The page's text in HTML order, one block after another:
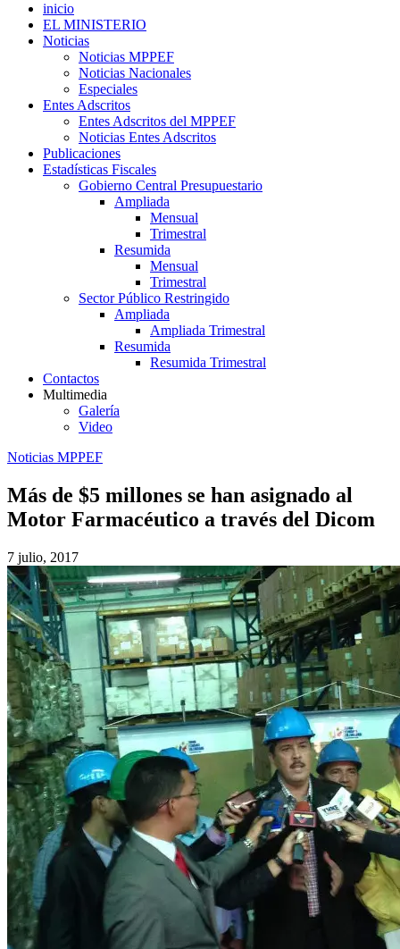
inicio
EL MINISTERIO
Noticias
Noticias MPPEF
Noticias Nacionales
Especiales
Entes Adscritos
Entes Adscritos del MPPEF
Noticias Entes Adscritos
Publicaciones
Estadísticas Fiscales
Gobierno Central Presupuestario
Ampliada
Mensual
Trimestral
Resumida
Mensual
Trimestral
Sector Público Restringido
Ampliada
Ampliada Trimestral
Resumida
Resumida Trimestral
Contactos
Multimedia
Galería
Video
Noticias MPPEF
Más de $5 millones se han asignado al
Motor Farmacéutico a través del Dicom
7 julio, 2017